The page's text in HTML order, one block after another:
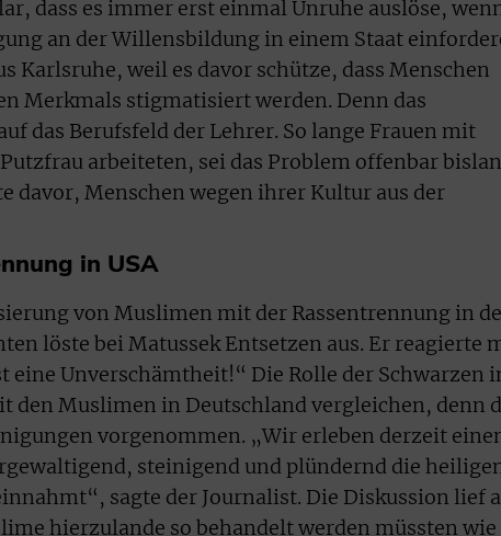
dass es immer erst einmal Unruhe auslöse,
an der Willensbildung in einem Staat
Karlsruhe, weil es davor schütze, dass Menschen
Merkmals stigmatisiert werden. Denn das
das Berufsfeld der Lehrer. So lange Frauen mit
arbeiteten, sei das Problem offenbar
davor, Menschen wegen ihrer Kultur aus der
in USA
von Muslimen mit der Rassentrennung in
löste bei Matussek Entsetzen aus. Er reagierte
eine Unverschämtheit!“ Die Rolle der Schwarzen
den Muslimen in Deutschland vergleichen, denn
vorgenommen. „Wir erleben derzeit
steinigend und plündernd die
sagte der Journalist. Die Diskussion lief
hierzulande so behandelt werden müssten wie